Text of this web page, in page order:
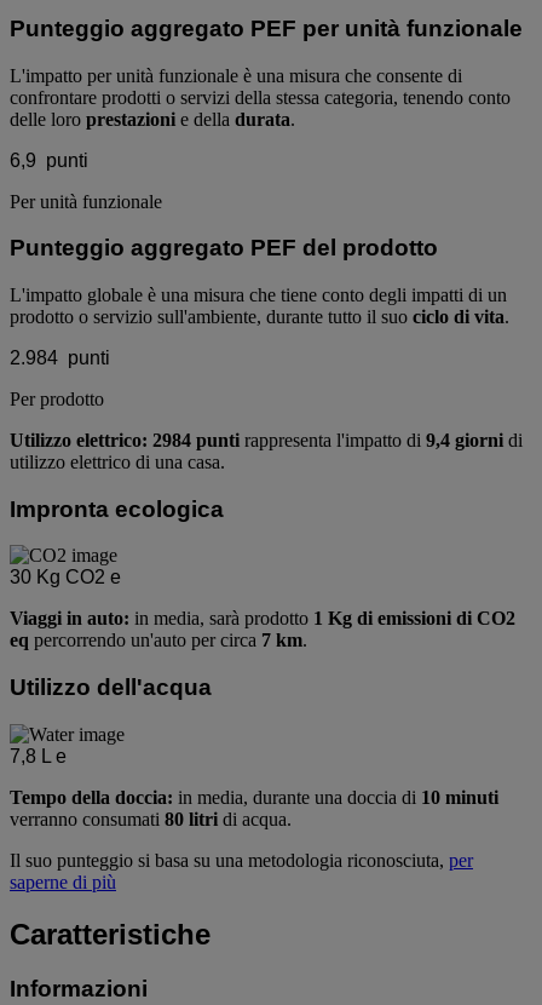
Punteggio aggregato PEF per unità funzionale
L'impatto per unità funzionale è una misura che consente di
confrontare prodotti o servizi della stessa categoria, tenendo conto
delle loro prestazioni e della durata.
6,9 punti
Per unità funzionale
Punteggio aggregato PEF del prodotto
L'impatto globale è una misura che tiene conto degli impatti di un
prodotto o servizio sull'ambiente, durante tutto il suo ciclo di vita.
2.984 punti
Per prodotto
Utilizzo elettrico: 2984 punti rappresenta l'impatto di 9,4 giorni di
utilizzo elettrico di una casa.
Impronta ecologica
30 Kg CO2 e
Viaggi in auto: in media, sarà prodotto 1 Kg di emissioni di CO2
eq percorrendo un'auto per circa 7 km.
Utilizzo dell'acqua
7,8 L e
Tempo della doccia: in media, durante una doccia di 10 minuti
verranno consumati 80 litri di acqua.
Il suo punteggio si basa su una metodologia riconosciuta, per
saperne di più
Caratteristiche
Informazioni